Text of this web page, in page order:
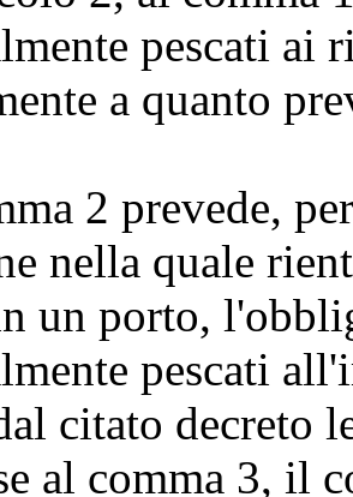
pescati
a quanto
2 prevede, per
nella quale
un porto,
pescati
citato decreto
al comma 3, il